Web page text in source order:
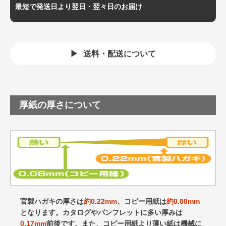
最短で発送日より翌日・翌々日のお届け
送料・配送について
厚紙の厚さについて
官製ハガキの厚さは約0.22mm、コピー用紙は約0.08mm
となります。カタログやパンフレットに多い厚みは
0.17mm前後です。また、コピー用紙より薄い紙は機械に